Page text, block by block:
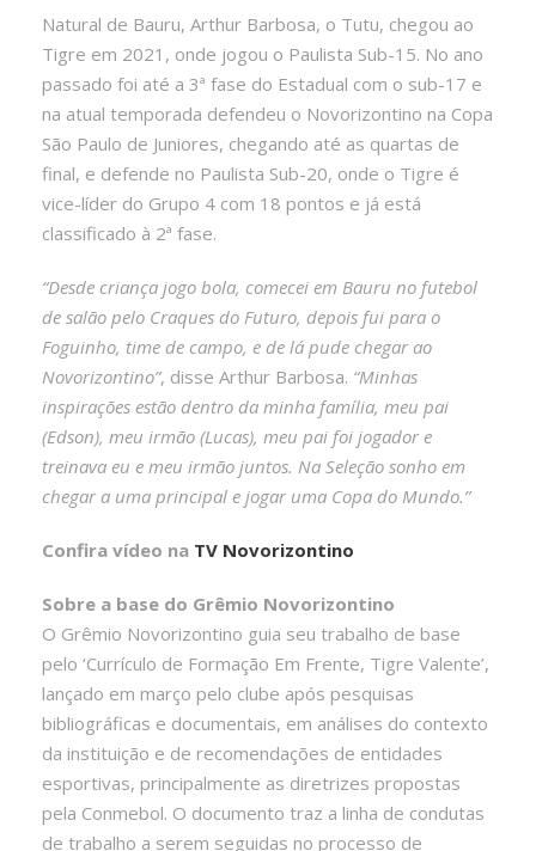
Natural de Bauru, Arthur Barbosa, o Tutu, chegou ao
Tigre em 2021, onde jogou o Paulista Sub-15. No ano
passado foi até a 3ª fase do Estadual com o sub-17 e
na atual temporada defendeu o Novorizontino na Copa
São Paulo de Juniores, chegando até as quartas de
final, e defende no Paulista Sub-20, onde o Tigre é
vice-líder do Grupo 4 com 18 pontos e já está
classificado à 2ª fase.
“Desde criança jogo bola, comecei em Bauru no futebol
de salão pelo Craques do Futuro, depois fui para o
Foguinho, time de campo, e de lá pude chegar ao
Novorizontino”, disse Arthur Barbosa. “Minhas
inspirações estão dentro da minha família, meu pai
(Edson), meu irmão (Lucas), meu pai foi jogador e
treinava eu e meu irmão juntos. Na Seleção sonho em
chegar a uma principal e jogar uma Copa do Mundo.”
Confira vídeo na TV Novorizontino
Sobre a base do Grêmio Novorizontino
O Grêmio Novorizontino guia seu trabalho de base
pelo ‘Currículo de Formação Em Frente, Tigre Valente’,
lançado em março pelo clube após pesquisas
bibliográficas e documentais, em análises do contexto
da instituição e de recomendações de entidades
esportivas, principalmente as diretrizes propostas
pela Conmebol. O documento traz a linha de condutas
de trabalho a serem seguidas no processo de